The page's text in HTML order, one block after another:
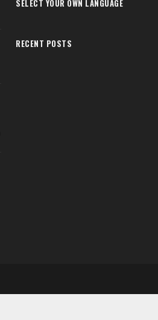
SELECT YOUR OWN LANGUAGE
RECENT POSTS